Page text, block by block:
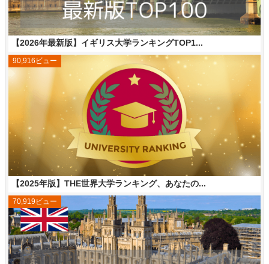
【2026年最新版】イギリス大学ランキングTOP1...
【2025年版】THE世界大学ランキング、あなたの...
90,916ビュー
70,919ビュー